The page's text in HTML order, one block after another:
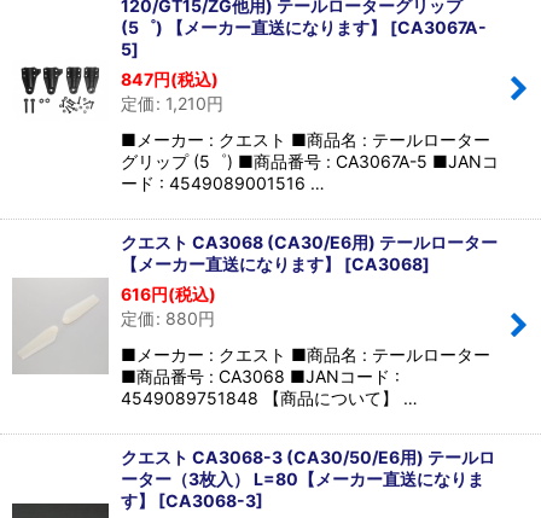
120/GT15/ZG他用) テールローターグリップ
(5゜) 【メーカー直送になります】
[CA3067A-
5]
847円(税込)
定価: 1,210円
■メーカー : クエスト ■商品名 : テールローター
グリップ (5゜) ■商品番号 : CA3067A-5 ■JANコ
ード : 4549089001516 …
クエスト CA3068 (CA30/E6用) テールローター
【メーカー直送になります】
[CA3068]
616円(税込)
定価: 880円
■メーカー : クエスト ■商品名 : テールローター
■商品番号 : CA3068 ■JANコード :
4549089751848 【商品について】 …
クエスト CA3068-3 (CA30/50/E6用) テールロ
ーター（3枚入） L=80【メーカー直送になりま
す】
[CA3068-3]